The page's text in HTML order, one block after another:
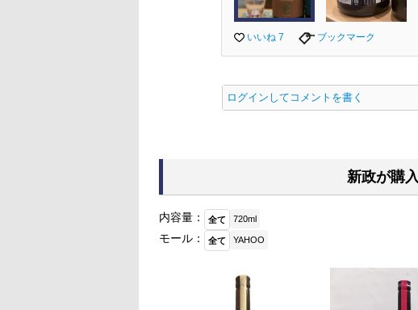
いいね 7 ブックマーク
ログインしてコメントを書く
新政が購
内容量： 全て 720ml
モール： 全て YAHOO